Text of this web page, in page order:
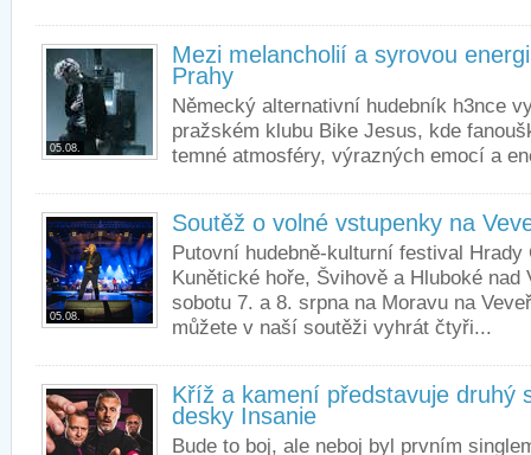
05.08.
Mezi melancholií a syrovou
Prahy
Německý alternativní hudebník h3nce
pražském klubu Bike Jesus, kde
temné atmosféry, výrazných emocí a
05.08.
Soutěž o volné vstupenky na
Putovní hudebně-kulturní festival
Kunětické hoře, Švihově a Hluboké nad
sobotu 7. a 8. srpna na Moravu na
můžete v naší soutěži vyhrát čtyři...
Kříž a kamení představuje druhý
desky Insanie
Bude to boj, ale neboj byl prvním